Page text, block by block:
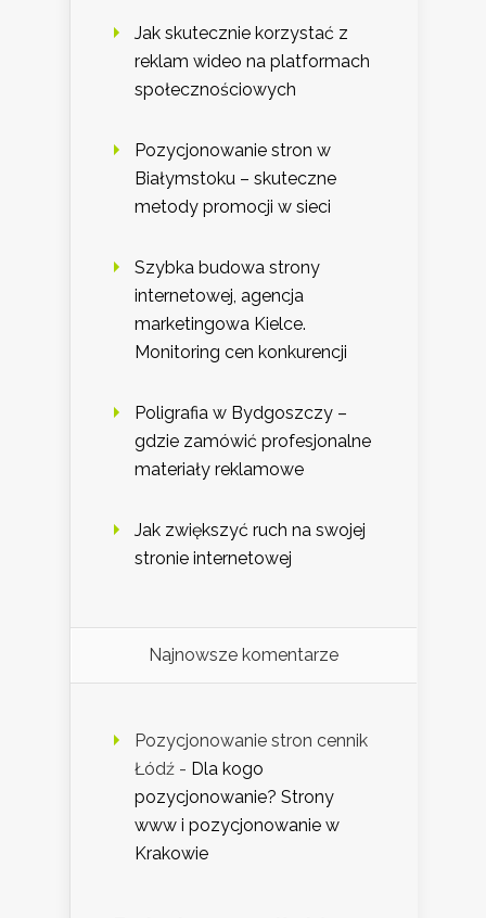
Jak skutecznie korzystać z
reklam wideo na platformach
społecznościowych
Pozycjonowanie stron w
Białymstoku – skuteczne
metody promocji w sieci
Szybka budowa strony
internetowej, agencja
marketingowa Kielce.
Monitoring cen konkurencji
Poligrafia w Bydgoszczy –
gdzie zamówić profesjonalne
materiały reklamowe
Jak zwiększyć ruch na swojej
stronie internetowej
Najnowsze komentarze
Pozycjonowanie stron cennik
Łódź - Dla kogo
pozycjonowanie? Strony
www i pozycjonowanie w
Krakowie